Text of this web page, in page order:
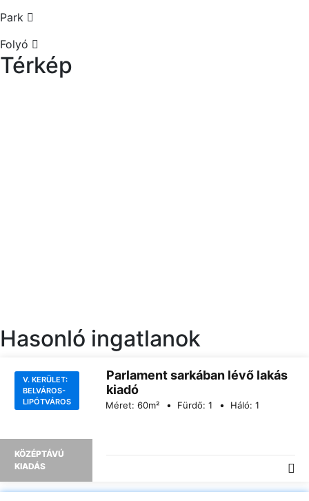
Park
Folyó
Térkép
Hasonló ingatlanok
V. KERÜLET:
BELVÁROS-
LIPÓTVÁROS
KÖZÉPTÁVÚ
KIADÁS
Parlament sarkában lévő lakás
kiadó
Méret: 60m² Fürdő: 1 Háló: 1